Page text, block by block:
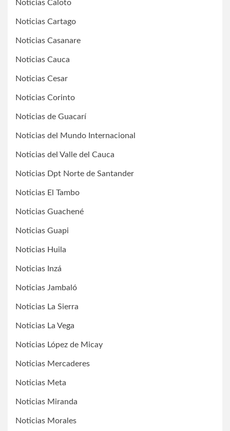
Noticias Caloto
Noticias Cartago
Noticias Casanare
Noticias Cauca
Noticias Cesar
Noticias Corinto
Noticias de Guacarí
Noticias del Mundo Internacional
Noticias del Valle del Cauca
Noticias Dpt Norte de Santander
Noticias El Tambo
Noticias Guachené
Noticias Guapi
Noticias Huila
Noticias Inzá
Noticias Jambaló
Noticias La Sierra
Noticias La Vega
Noticias López de Micay
Noticias Mercaderes
Noticias Meta
Noticias Miranda
Noticias Morales